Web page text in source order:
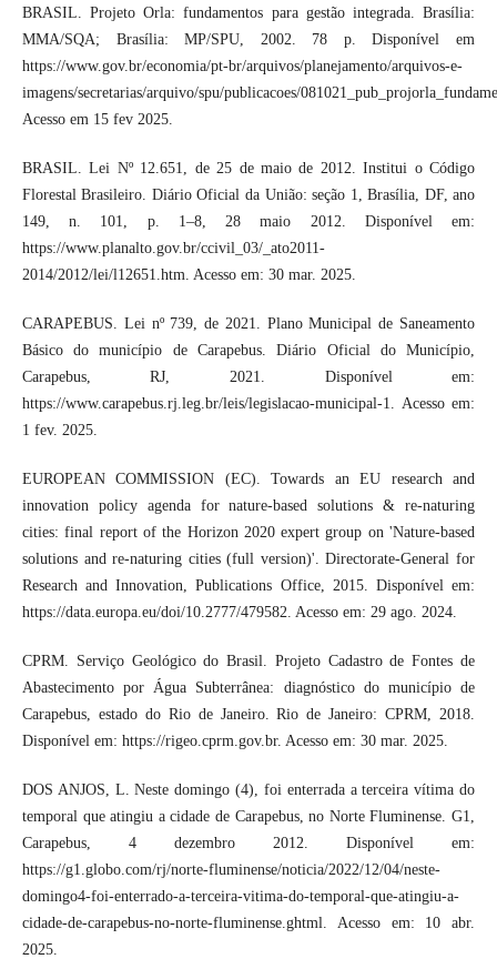
BRASIL. Projeto Orla: fundamentos para gestão integrada. Brasília:
MMA/SQA; Brasília: MP/SPU, 2002. 78 p. Disponível em
https://www.gov.br/economia/pt-br/arquivos/planejamento/arquivos-e-
imagens/secretarias/arquivo/spu/publicacoes/
Acesso em 15 fev 2025.
BRASIL. Lei Nº 12.651, de 25 de maio de 2012. Institui o Código
Florestal Brasileiro. Diário Oficial da União: seção 1, Brasília, DF, ano
149, n. 101, p. 1–8, 28 maio 2012. Disponível em:
https://www.planalto.gov.br/ccivil_03/_ato2011-
2014/2012/lei/l12651.htm. Acesso em: 30 mar. 2025.
CARAPEBUS. Lei nº 739, de 2021. Plano Municipal de Saneamento
Básico do município de Carapebus. Diário Oficial do Município,
Carapebus, RJ, 2021. Disponível em:
https://www.carapebus.rj.leg.br/leis/legislacao-municipal-1. Acesso em:
1 fev. 2025.
EUROPEAN COMMISSION (EC). Towards an EU research and
innovation policy agenda for nature-based solutions & re-naturing
cities: final report of the Horizon 2020 expert group on 'Nature-based
solutions and re-naturing cities (full version)'. Directorate-General for
Research and Innovation, Publications Office, 2015. Disponível em:
https://data.europa.eu/doi/10.2777/479582. Acesso em: 29 ago. 2024.
CPRM. Serviço Geológico do Brasil. Projeto Cadastro de Fontes de
Abastecimento por Água Subterrânea: diagnóstico do município de
Carapebus, estado do Rio de Janeiro. Rio de Janeiro: CPRM, 2018.
Disponível em: https://rigeo.cprm.gov.br. Acesso em: 30 mar. 2025.
DOS ANJOS, L. Neste domingo (4), foi enterrada a terceira vítima do
temporal que atingiu a cidade de Carapebus, no Norte Fluminense. G1,
Carapebus, 4 dezembro 2012. Disponível em:
https://g1.globo.com/rj/norte-fluminense/noticia/2022/12/04/neste-
domingo4-foi-enterrado-a-terceira-vitima-do-temporal-que-atingiu-a-
cidade-de-carapebus-no-norte-fluminense.ghtml. Acesso em: 10 abr.
2025.